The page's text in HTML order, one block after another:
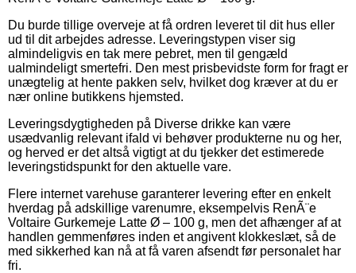
Du burde tillige overveje at få ordren leveret til dit hus eller
ud til dit arbejdes adresse. Leveringstypen viser sig
almindeligvis en tak mere pebret, men til gengæld
ualmindeligt smertefri. Den mest prisbevidste form for fragt er
unægtelig at hente pakken selv, hvilket dog kræver at du er
nær online butikkens hjemsted.
Leveringsdygtigheden på Diverse drikke kan være
usædvanlig relevant ifald vi behøver produkterne nu og her,
og herved er det altså vigtigt at du tjekker det estimerede
leveringstidspunkt for den aktuelle vare.
Flere internet varehuse garanterer levering efter en enkelt
hverdag på adskillige varenumre, eksempelvis RenÃ¨e
Voltaire Gurkemeje Latte Ø – 100 g, men det afhænger af at
handlen gemmenføres inden et angivent klokkeslæt, så de
med sikkerhed kan nå at få varen afsendt før personalet har
fri.